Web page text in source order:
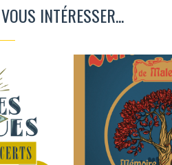
INTÉRESSER...